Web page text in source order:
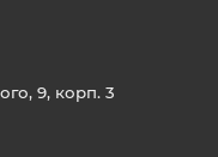
9, корп. 3